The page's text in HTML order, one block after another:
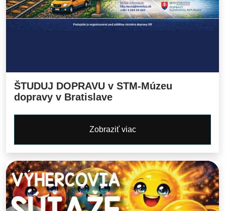
ŠTUDUJ DOPRAVU v STM-Múzeu
dopravy v Bratislave
Zobraziť viac